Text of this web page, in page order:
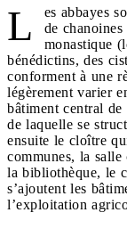
L
es abbayes
de
monastique
bénédictins, des
conforment à une
légèrement varier
bâtiment central
de laquelle se
ensuite le cloître
communes, la
la bibliothèque, le
s’ajoutent les
l’exploitation